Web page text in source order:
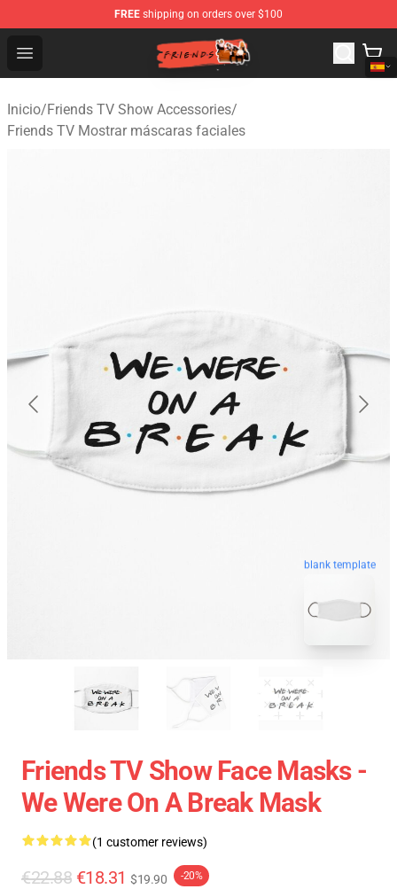
FREE shipping on orders over $100
Open menu
Friends Store - Official Friends Merchandise Shop
Inicio/Friends TV Show Accessories/
Friends TV Mostrar máscaras faciales
blank template
Friends TV Show Face Masks -
We Were On A Break Mask
(1 customer reviews)
€22.88 €18.31 $19.90 -20%